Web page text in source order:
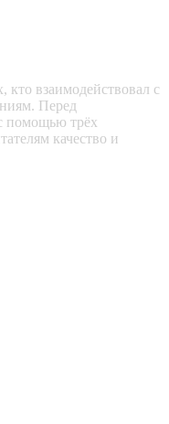
кто взаимодействовал с
Перед
помощью трёх
качество и